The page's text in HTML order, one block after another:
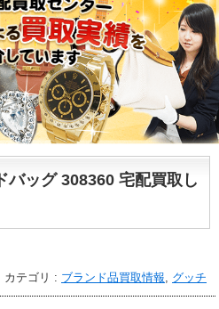
ッグ 308360 宅配買取し
カテゴリ : ブランド品買取情報, グッチ